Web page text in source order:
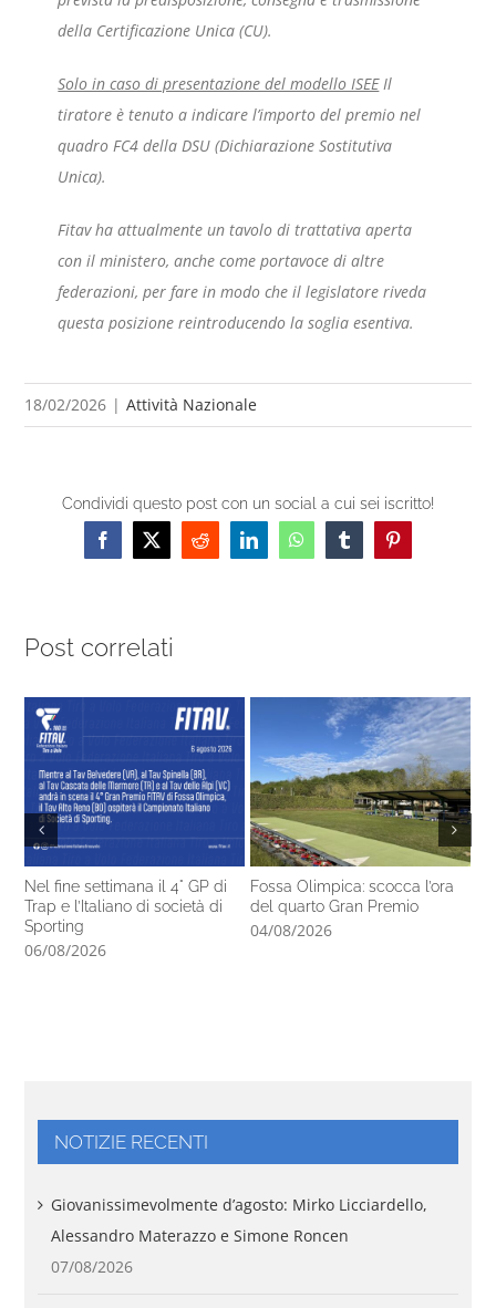
della Certificazione Unica (CU).
Solo in caso di presentazione del modello ISEEIl
tiratore è tenuto a indicare l’importo del premio nel
quadro FC4 della DSU (Dichiarazione Sostitutiva
Unica).
Fitav ha attualmente un tavolo di trattativa aperta
con il ministero, anche come portavoce di altre
federazioni, per fare in modo che il legislatore riveda
questa posizione reintroducendo la soglia esentiva.
18/02/2026 | Attività Nazionale
Condividi questo post con un social a cui sei iscritto!
Facebook
X RedditLinkedInWhatsAppTumblrPinterest
Post correlati
Nel fine settimana il 4° GP di
Trap e l’Italiano di società di
Sporting
06/08/2026
Fossa Olimpica: scocca l’ora
del quarto Gran Premio
04/08/2026
NOTIZIE RECENTI
Giovanissimevolmente d’agosto: Mirko Licciardello,
Alessandro Materazzo e Simone Roncen
07/08/2026